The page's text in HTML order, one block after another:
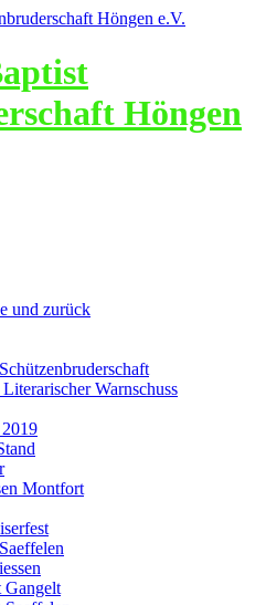
Höngen
und zurück
Warnschuss
Montfort
Gangelt